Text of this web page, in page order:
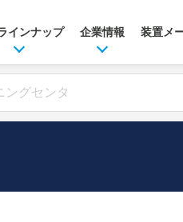
インナップ 企業情報 装置メ